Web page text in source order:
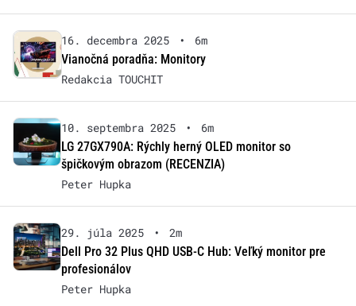
16. decembra 2025 •
6m
Vianočná poradňa: Monitory
Redakcia TOUCHIT
10. septembra 2025 •
6m
LG 27GX790A: Rýchly herný OLED monitor so
špičkovým obrazom (RECENZIA)
Peter Hupka
29. júla 2025 •
2m
Dell Pro 32 Plus QHD USB-C Hub: Veľký monitor pre
profesionálov
Peter Hupka